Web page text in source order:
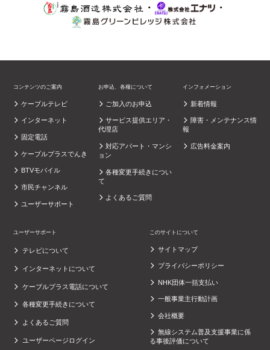
・
・
コンテンツのご案内
ケーブルテレビ
インターネット
固定電話
ケーブルプラスでんき
BTVモバイル
市民チャンネル
ユーザーサポート
お申込、各種について
ご加入のお申込
サービス提供エリア・
代理店
対応アパート・マンシ
ョン
各種変更手続きについ
て
よくあるご質問
インフォメーション
新着情報
障害・メンテナンス情
報
広告料金案内
ユーザーサポート
テレビについて
インターネットについて
ケーブルプラス電話について
各種変更手続きについて
よくあるご質問
ユーザーページログイン
このサイトについて
サイトマップ
プライバシーポリシー
NHK団体一括支払い
一般事業主行動計画
会社概要
無線システム普及支援事業に係
る事後評価について